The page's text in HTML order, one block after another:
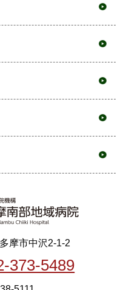
摩市中沢2-1-2
373-5489